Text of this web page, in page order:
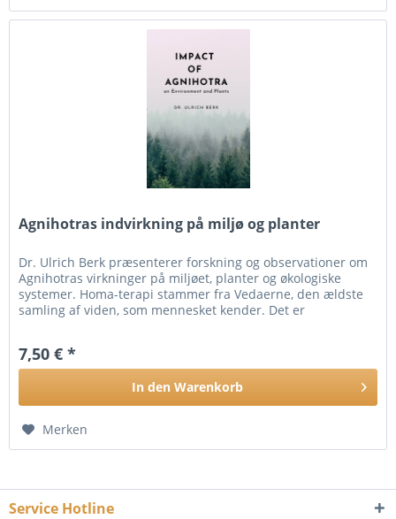
Agnihotras indvirkning på miljø og planter
Dr. Ulrich Berk præsenterer forskning og observationer om
Agnihotras virkninger på miljøet, planter og økologiske
systemer. Homa-terapi stammer fra Vedaerne, den ældste
samling af viden, som mennesket kender. Det er
7,50 € *
In den Warenkorb
Merken
Service Hotline